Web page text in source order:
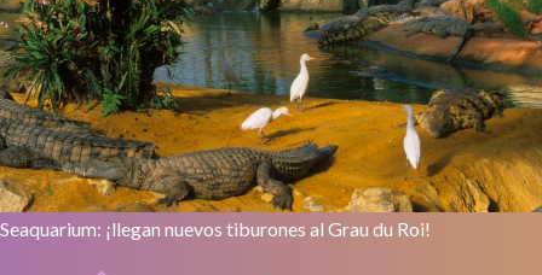
Seaquarium: ¡llegan nuevos tiburones al Grau du Roi!